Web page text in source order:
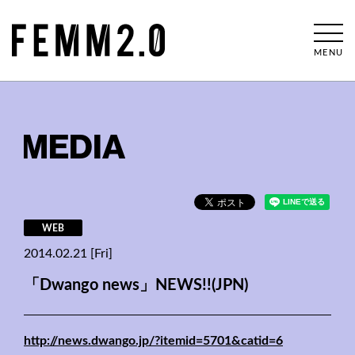
MENU
MEDIA
2014.02.21 [Fri]
WEB
「Dwango news」NEWS!!(JPN)
http://news.dwango.jp/?itemid=5701&catid=6